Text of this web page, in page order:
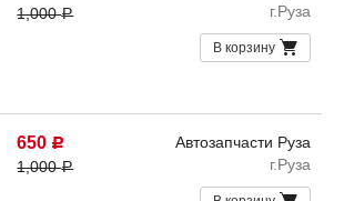
1,000Р
г.Руза
В корзину
650 Р
1,000Р
Автозапчасти Руза
г.Руза